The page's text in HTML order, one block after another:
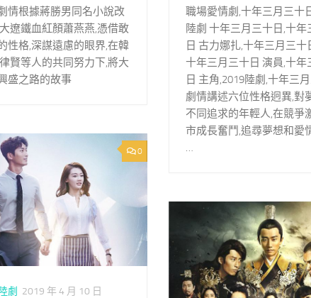
情根據蔣勝男同名小說改
遼鐵血紅顏蕭燕燕,憑借敢
性格,深謀遠慮的眼界,在韓
賢等人的共同努力下,將大
盛之路的故事
職場愛情劇,十年三月三十
陸劇 十年三月三十日,十年
日 古力娜扎,十年三月三十
十年三月三十日 演員,十年
日 主角,2019陸劇,十年三
劇情講述六位性格迥異,對
不同追求的年輕人,在競爭
市成長奮鬥,追尋夢想和愛
…
0
劇 2019 年 4 月 10 日